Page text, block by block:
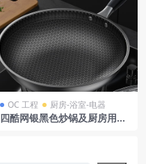
OC 工程 厨房-浴室-电器
四酷网银黑色炒锅及厨房用品